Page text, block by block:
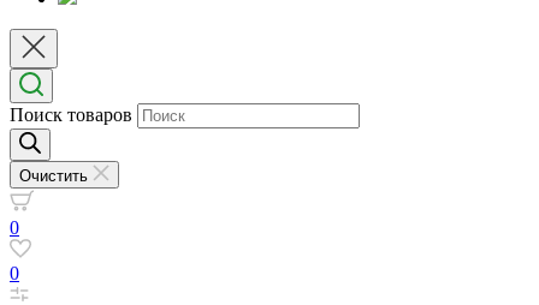
Поиск товаров
Очистить
0
0